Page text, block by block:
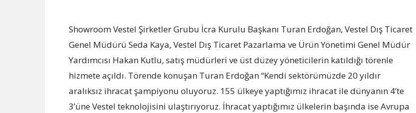
Showroom Vestel Şirketler Grubu İcra Kurulu Başkanı Turan Erdoğan, Vestel Dış Ticaret
Genel Müdürü Seda Kaya, Vestel Dış Ticaret Pazarlama ve Ürün Yönetimi Genel Müdür
Yardımcısı Hakan Kutlu, satış müdürleri ve üst düzey yöneticilerin katıldığı törenle
hizmete açıldı. Törende konuşan Turan Erdoğan “Kendi sektörümüzde 20 yıldır
aralıksız ihracat şampiyonu oluyoruz. 155 ülkeye yaptığımız ihracat ile dünyanın 4’te
3’üne Vestel teknolojisini ulaştırıyoruz. İhracat yaptığımız ülkelerin başında ise Avrupa